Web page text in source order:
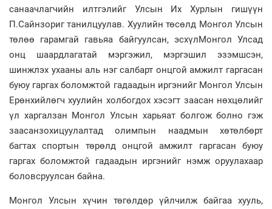
санаачлагчийн илтгэлийг Улсын Их Хурлын гишүүн
П.Сайнзориг танилцуулав. Хуулийн төсөлд Монгол Улсын
төлөө гарамгай гавьяа байгуулсан, эсхүлМонгол Улсад
онц шаардлагатай мэргэжил, мэргэшил эзэмшсэн,
шинжлэх ухааны аль нэг салбарт онцгой амжилт гаргасан
буюу гаргах боломжтой гадаадын иргэнийг Монгол Улсын
Ерөнхийлөгч хуулийн холбогдох хэсэгт заасан нөхцөлийг
үл харгалзан Монгол Улсын харьяат болгож болно гэж
заасанзохицуулалтад олимпын наадмын хөтөлбөрт
багтах спортын төрөлд онцгой амжилт гаргасан буюу
гаргах боломжтой гадаадын иргэнийг нэмж оруулахаар
боловсруулсан байна.
Монгол Улсын хүчин төгөлдөр үйлчилж байгаа хууль,